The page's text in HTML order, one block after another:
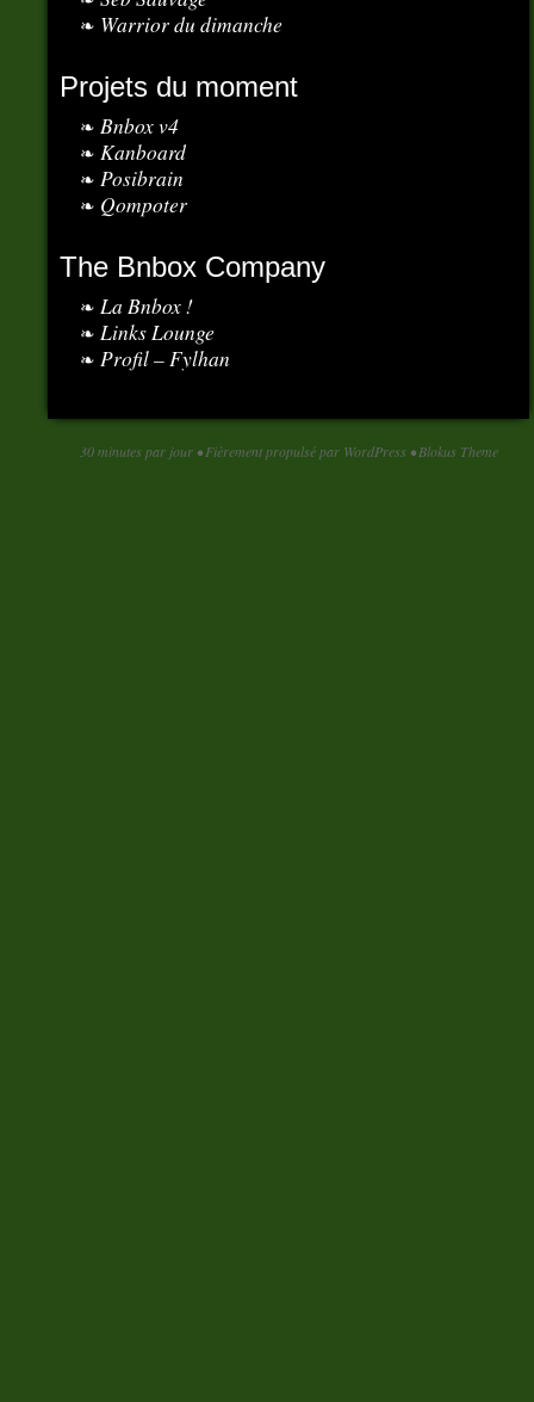
Warrior du dimanche
Projets du moment
Bnbox v4
Kanboard
Posibrain
Qompoter
The Bnbox Company
La Bnbox !
Links Lounge
Profil – Fylhan
30 minutes par jour •Fièrement propulsé par WordPress •Blokus Theme